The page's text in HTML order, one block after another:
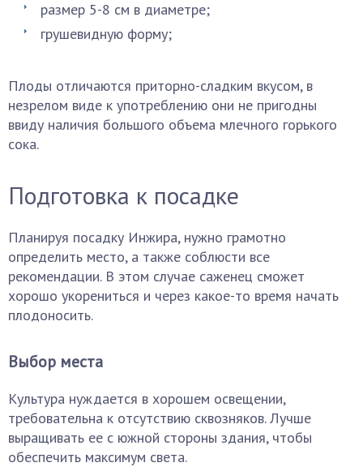
размер 5-8 см в диаметре;
грушевидную форму;
Плоды отличаются приторно-сладким вкусом, в
незрелом виде к употреблению они не пригодны
ввиду наличия большого объема млечного горького
сока.
Подготовка к посадке
Планируя посадку Инжира, нужно грамотно
определить место, а также соблюсти все
рекомендации. В этом случае саженец сможет
хорошо укорениться и через какое-то время начать
плодоносить.
Выбор места
Культура нуждается в хорошем освещении,
требовательна к отсутствию сквозняков. Лучше
выращивать ее с южной стороны здания, чтобы
обеспечить максимум света.